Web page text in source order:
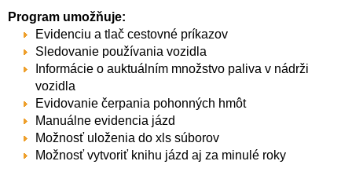
Program umožňuje:
Evidenciu a tlač cestovné príkazov
Sledovanie používania vozidla
Informácie o auktuálním množstvo paliva v nádrži
vozidla
Evidovanie čerpania pohonných hmôt
Manuálne evidencia jázd
Možnosť uloženia do xls súborov
Možnosť vytvoriť knihu jázd aj za minulé roky